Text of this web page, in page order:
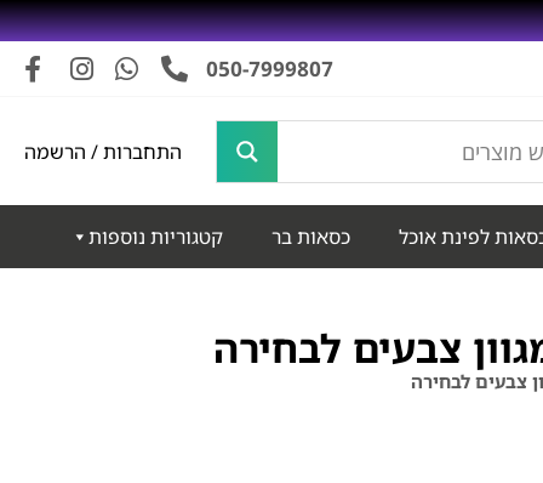
050-7999807
התחברות / הרשמה
לפינת אוכל כסאות בר קטגוריות נוספות
צבעים לבחירה
צבעים לבחירה